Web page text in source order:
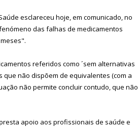
esclareceu hoje, em comunicado, no
das falhas de medicamentos
referidos como ´sem alternativas
não dispõem de equivalentes (com a
não permite concluir contudo, que não
apoio aos profissionais de saúde e